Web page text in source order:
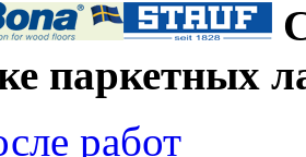
паркетных
работ